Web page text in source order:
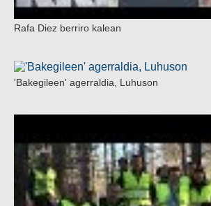
Rafa Diez berriro kalean
'Bakegileen' agerraldia, Luhuson